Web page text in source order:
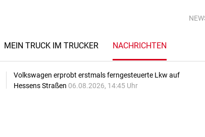
MEIN TRUCK IM TRUCKER NACHRICHTEN
Volkswagen erprobt erstmals ferngesteuerte Lkw auf
Hessens Straßen 06.08.2026, 14:45 Uhr